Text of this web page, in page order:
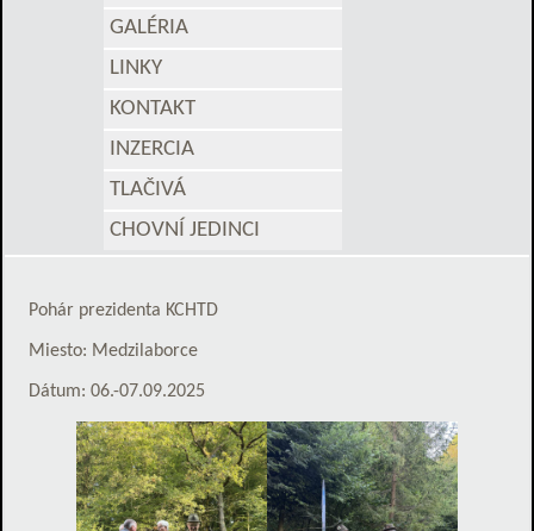
GALÉRIA
LINKY
KONTAKT
INZERCIA
TLAČIVÁ
CHOVNÍ JEDINCI
Pohár prezidenta KCHTD
Miesto: Medzilaborce
Dátum: 06.-07.09.2025